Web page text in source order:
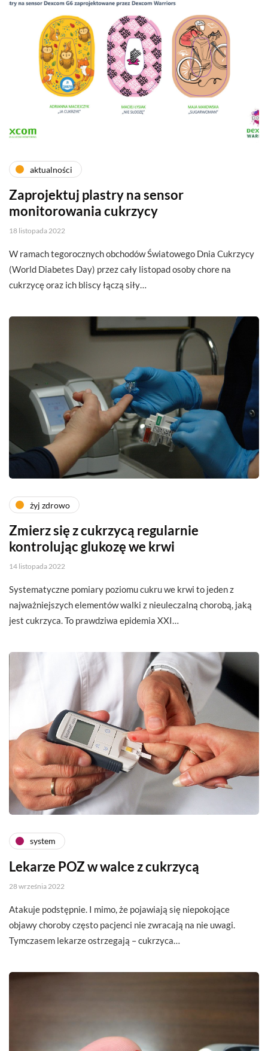
aktualności
Zaprojektuj plastry na sensor
monitorowania cukrzycy
18 listopada 2022
W ramach tegorocznych obchodów Światowego Dnia Cukrzycy
(World Diabetes Day) przez cały listopad osoby chore na
cukrzycę oraz ich bliscy łączą siły…
żyj zdrowo
Zmierz się z cukrzycą regularnie
kontrolując glukozę we krwi
14 listopada 2022
Systematyczne pomiary poziomu cukru we krwi to jeden z
najważniejszych elementów walki z nieuleczalną chorobą, jaką
jest cukrzyca. To prawdziwa epidemia XXI…
system
Lekarze POZ w walce z cukrzycą
28 września 2022
Atakuje podstępnie. I mimo, że pojawiają się niepokojące
objawy choroby często pacjenci nie zwracają na nie uwagi.
Tymczasem lekarze ostrzegają – cukrzyca…